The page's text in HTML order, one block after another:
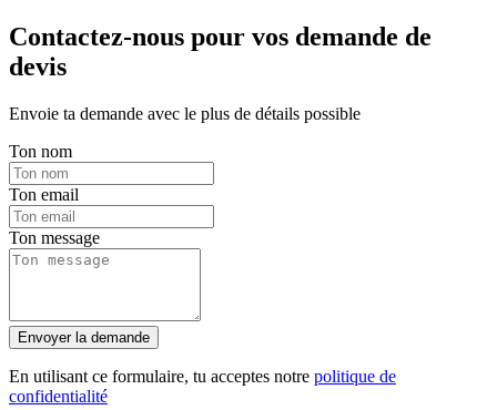
Contactez-nous pour vos demande de
devis
Envoie ta demande avec le plus de détails possible
Ton nom
Ton email
Ton message
Envoyer la demande
En utilisant ce formulaire, tu acceptes notre politique de
confidentialité